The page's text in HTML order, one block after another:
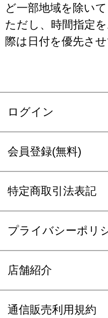
ど一部地域を除い
ただし、時間指定
際は日付を優先さ
ログイン
会員登録(無料)
特定商取引法表記
プライバシーポリ
店舗紹介
通信販売利用規約